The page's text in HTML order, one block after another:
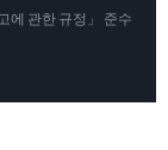
에 관한 규정」 준수